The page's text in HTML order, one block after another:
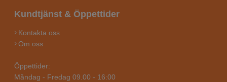
Kundtjänst & Öppettider
Kontakta oss
Om oss
Öppettider:
Måndag - Fredag 09.00 - 16:00